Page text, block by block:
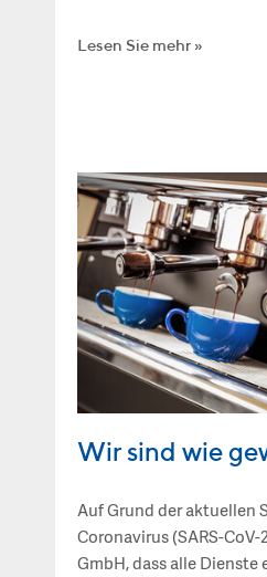
Lesen Sie mehr
Wir sind wie
Auf Grund der aktuellen
Coronavirus (SARS-
GmbH, dass alle